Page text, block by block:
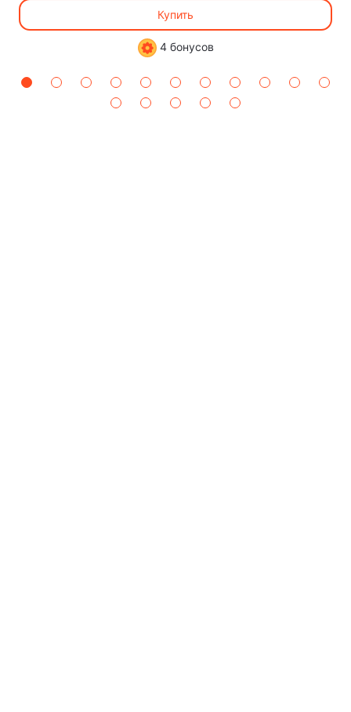
Купить
4 бонусов